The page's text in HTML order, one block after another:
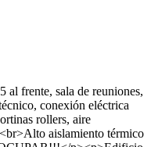
al frente, sala de reuniones,
conexión eléctrica
rollers, aire
aislamiento térmico